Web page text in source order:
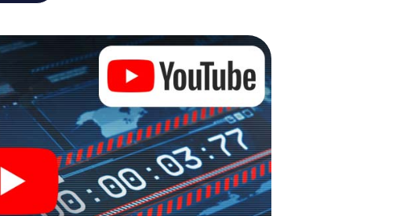
Zugang zu Ihrer ganz persönlichen
Mons-en-Barœul zu Ihrem ganz
Tickets in die Welt der Spionage und
in einen Outdoor Escape Room!